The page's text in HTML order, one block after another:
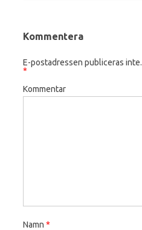
Kommentera
E-postadressen publiceras inte.
*
Kommentar
Namn *